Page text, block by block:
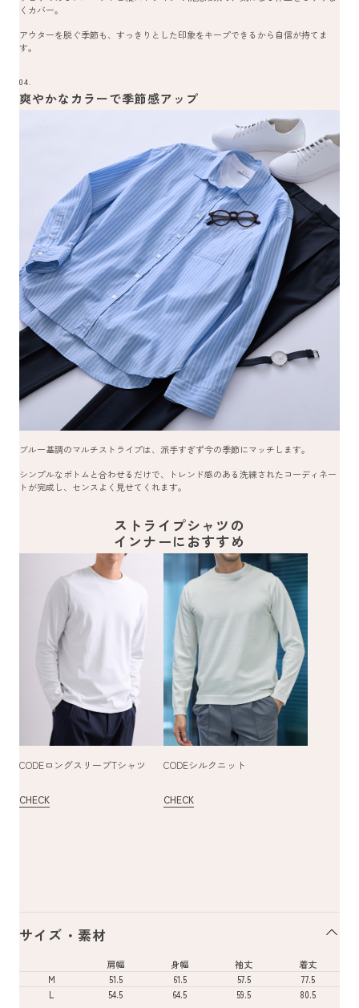
くカバー。
アウターを脱ぐ季節も、すっきりとした印象をキープできるから自信が持てま
す。
04.
爽やかなカラーで季節感アップ
ブルー基調のマルチストライプは、派手すぎず今の季節にマッチします。
シンプルなボトムと合わせるだけで、トレンド感のある洗練されたコーディネー
トが完成し、センスよく見せてくれます。
ストライプシャツの
インナーにおすすめ
CODEロングスリーブTシャツ
CHECK
CODEシルクニット
CHECK
サイズ・素材
肩幅 身幅 袖丈
着丈
M
51.5 61.5 57.5
77.5
L
54.5 64.5 59.5 80.5